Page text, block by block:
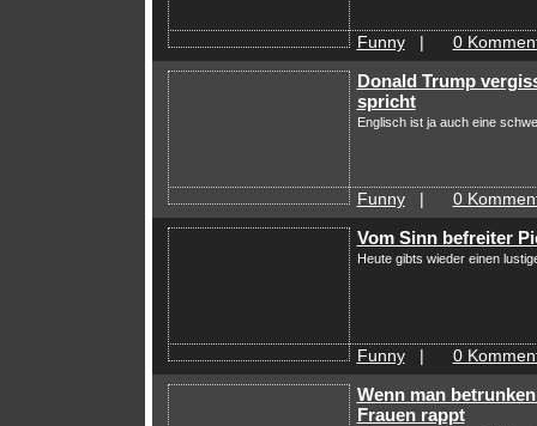
Funny| 0
Donald Trump
spricht
Englisch ist ja auch eine
Funny| 0
Vom Sinn befreiter
Heute gibts wieder einen
Funny| 0
Wenn man
Frauen rappt